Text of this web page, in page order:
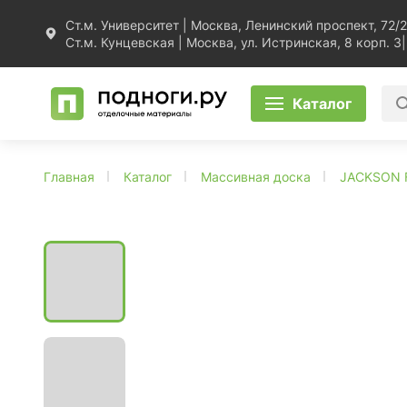
Ст.м. Университет | Москва, Ленинский проспект, 72/2
Ст.м. Кунцевская | Москва, ул. Истринская, 8 корп. 3
Каталог
Главная Каталог Массивная доска JACKSON